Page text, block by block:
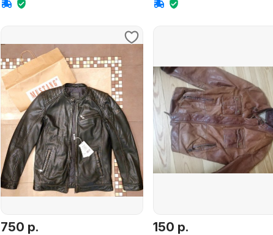
750 р. 150 р.